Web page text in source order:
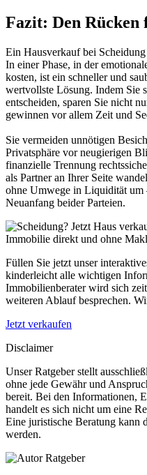
Fazit: Den
Ein Hausverkauf bei
In einer Phase, in der
kosten, ist ein schneller und
wertvollste Lösung. Indem Sie
entscheiden, sparen Sie nicht
gewinnen vor allem Zeit und
Sie vermeiden unnötigen
Privatsphäre vor neugierigen
finanzielle Trennung
als Partner an Ihrer Seite
ohne Umwege in Liquidität
Neuanfang beider Parteien.
Immobilie direkt und ohne
Füllen Sie jetzt unser
kinderleicht alle wichtigen
Immobilienberater wird sich
weiteren Ablauf besprechen.
Jetzt verkaufen
Disclaimer
Unser Ratgeber stellt
ohne jede Gewähr und
bereit. Bei den Informationen,
handelt es sich nicht um eine
Eine juristische Beratung kann
werden.